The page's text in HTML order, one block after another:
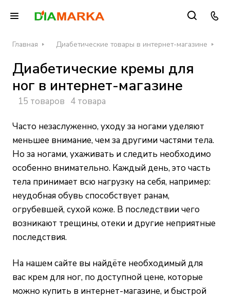
Главная Диабетические товары в интернет-магазине
Диабетические кремы для
ног в интернет-магазине
15 товаров 4 товара
Часто незаслуженно, уходу за ногами уделяют
меньшее внимание, чем за другими частями тела.
Но за ногами, ухаживать и следить необходимо
особенно внимательно. Каждый день, это часть
тела принимает всю нагрузку на себя, например:
неудобная обувь способствует ранам,
огрубевшей, сухой коже. В последствии чего
возникают трещины, отеки и другие неприятные
последствия.
На нашем сайте вы найдёте необходимый для
вас крем для ног, по доступной цене, которые
можно купить в интернет-магазине, и быстрой